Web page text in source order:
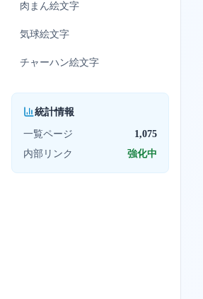
肉まん絵文字
気球絵文字
チャーハン絵文字
統計情報
一覧ページ
1,075
内部リンク
強化中